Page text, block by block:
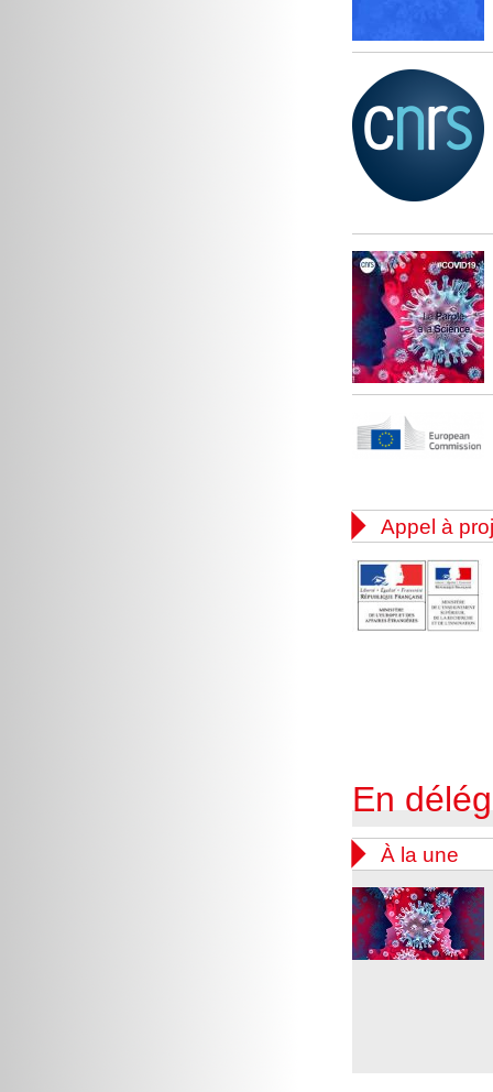
 Appel à
En
 À la une